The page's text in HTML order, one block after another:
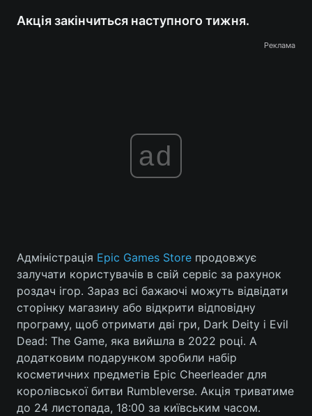
Акція закінчиться наступного тижня.
Реклама
ad
Адміністрація Epic Games Store продовжує
залучати користувачів в свій сервіс за рахунок
роздач ігор. Зараз всі бажаючі можуть відвідати
сторінку магазину або відкрити відповідну
програму, щоб отримати дві гри, Dark Deity і Evil
Dead: The Game, яка вийшла в 2022 році. А
додатковим подарунком зробили набір
косметичних предметів Epic Cheerleader для
королівської битви Rumbleverse. Акція триватиме
до 24 листопада, 18:00 за київським часом.